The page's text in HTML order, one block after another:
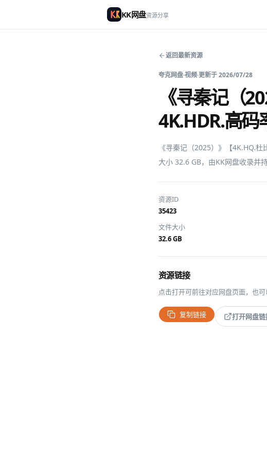
KK网盘资源分享
返回最新资源
夸克网盘·视频·更新于2026/07/28
《寻秦记（
4K.HDR.高码
《寻秦记（2025）》【4K.HQ.
大小 32.6 GB，由KK网盘收录并持
资源ID
35423
文件大小
32.6 GB
资源链接
点击打开可前往对应网盘页面，也可
复制链接 打开网盘链